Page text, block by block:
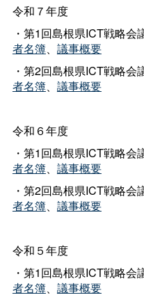
令和７年度
・第1回島根県ICT戦略会
者名簿、 議事概要
・第2回島根県ICT戦略会
者名簿、 議事概要
令和６年度
・第1回島根県ICT戦略会
者名簿、 議事概要
・第2回島根県ICT戦略会
者名簿、 議事概要
令和５年度
・第1回島根県ICT戦略会
者名簿、 議事概要